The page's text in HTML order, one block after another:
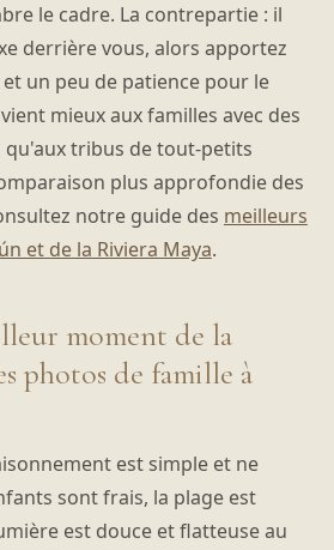
le cadre. La contrepartie : il
derrière vous, alors apportez
un peu de patience pour le
mieux aux familles avec des
tribus de tout-petits
plus approfondie des
notre guide des meilleurs
et de la Riviera Maya.
moment de la
photos de famille à
est simple et ne
sont frais, la plage est
est douce et flatteuse au